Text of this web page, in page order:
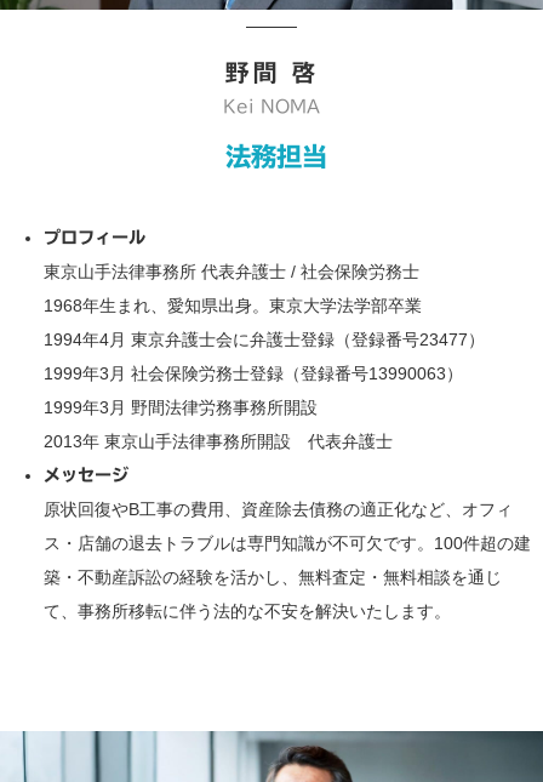
野間 啓
Kei NOMA
法務担当
プロフィール
東京山手法律事務所 代表弁護士 / 社会保険労務士
1968年生まれ、愛知県出身。東京大学法学部卒業
1994年4月 東京弁護士会に弁護士登録（登録番号23477）
1999年3月 社会保険労務士登録（登録番号13990063）
1999年3月 野間法律労務事務所開設
2013年 東京山手法律事務所開設 代表弁護士
メッセージ
原状回復やB工事の費用、資産除去債務の適正化など、オフィ
ス・店舗の退去トラブルは専門知識が不可欠です。100件超の建
築・不動産訴訟の経験を活かし、無料査定・無料相談を通じ
て、事務所移転に伴う法的な不安を解決いたします。